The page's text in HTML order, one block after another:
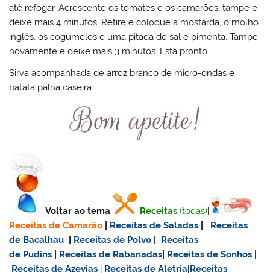
até refogar. Acrescente os tomates e os camarões, tampe e
deixe mais 4 minutos. Retire e coloque a mostarda, o molho
inglês, os cogumelos e uma pitada de sal e pimenta. Tampe
novamente e deixe mais 3 minutos. Está pronto.
Sirva acompanhada de arroz branco de micro-ondas e
batata palha caseira.
Voltar ao tema: Receitas (todas)
Receitas de Camarão
Receitas de Saladas
Receitas
de Bacalhau
Receitas de Polvo
Receitas
de Pudins
Receitas de Rabanadas Receitas de Sonhos
Receitas de Azevias | Receitas de Aletria Receitas